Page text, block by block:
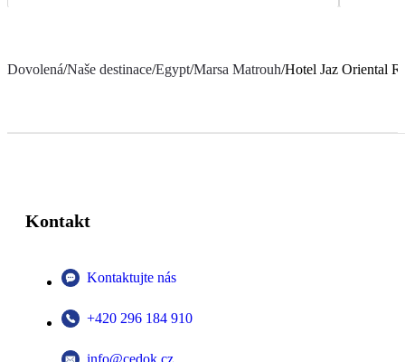
Dovolená/Naše destinace/Egypt/Marsa Matrouh/Hotel Jaz Oriental
Kontakt
Kontaktujte nás
+420 296 184 910
info@cedok.cz